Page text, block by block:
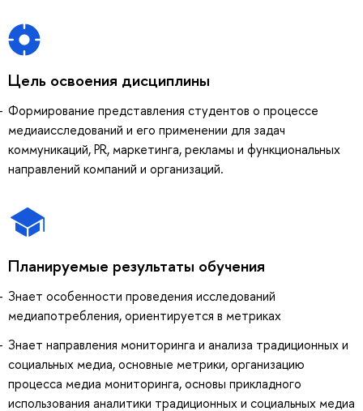
Цель освоения дисциплины
Формирование представления студентов о процессе
медиаисследований и его применении для задач
коммуникаций, PR, маркетинга, рекламы и функциональных
направлений компаний и организаций.
Планируемые результаты обучения
Знает особенности проведения исследований
медиапотребления, ориентируется в метриках
Знает направления мониторинга и анализа традиционных и
социальных медиа, основные метрики, организацию
процесса медиа мониторинга, основы прикладного
использования аналитики традиционных и социальных медиа